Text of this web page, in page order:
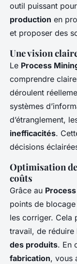
outil puissant
production en
et proposer des
Une vision
Le Process
comprendre
déroulent
systèmes
d’étranglement,
inefficacités.
décisions
Optimisation
coûts
Grâce au
points de
les corriger. Cela
travail, de réduire
des produits. En
fabrication, vous